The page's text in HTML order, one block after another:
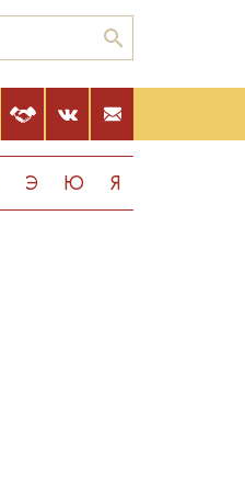
Э Ю Я